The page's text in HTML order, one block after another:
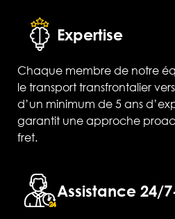
Expertise
Chaque membre de notre
le transport transfrontalier
d’un minimum de 5 ans
garantit une approche
fret.
Assistance 24/